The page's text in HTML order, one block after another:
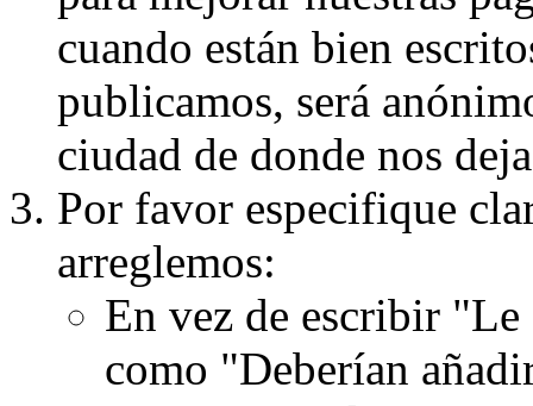
cuando están bien
publicamos, será
ciudad de donde nos
Por favor especifique
arreglemos:
En vez de escribir
como "Deberían